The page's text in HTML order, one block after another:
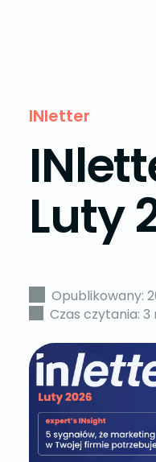
INletter
Luty
Opublikowany:
Czas czytania: 3